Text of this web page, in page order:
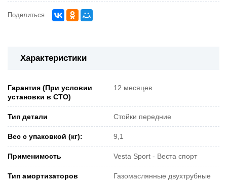
Поделиться
Характеристики
Гарантия (При условии
установки в СТО)
12 месяцев
Тип детали Стойки передние
Вес с упаковкой (кг): 9,1
Применимость Vesta Sport - Веста спорт
Тип амортизаторов Газомаслянные двухтрубные